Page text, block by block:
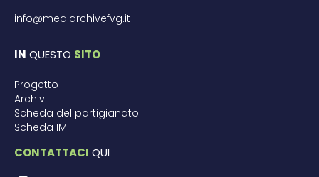
info@mediarchivefvg.it
IN QUESTO SITO
Progetto
Archivi
Scheda del partigianato
Scheda IMI
CONTATTACI QUI